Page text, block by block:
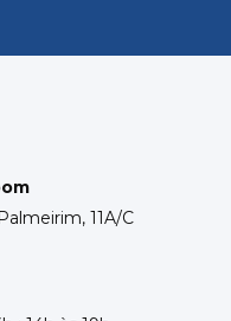
11A/C